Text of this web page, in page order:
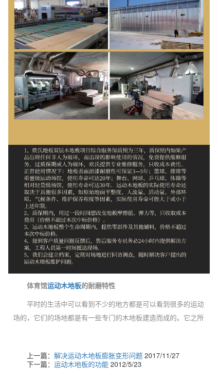
体育馆运动木地板的耐磨特性
平时的生活中可以看到不少的地方都是可以看到很多的运动
场的，它们的场地都是有一些专门的木地板建造而成的。它之所
上一篇： 解决运动木地板膨胀变形问题 2017/11/27
下一篇： 运动木地板的功能 2012/5/23